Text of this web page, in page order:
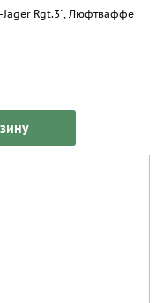
Jager Rgt.3", Люфтваффе